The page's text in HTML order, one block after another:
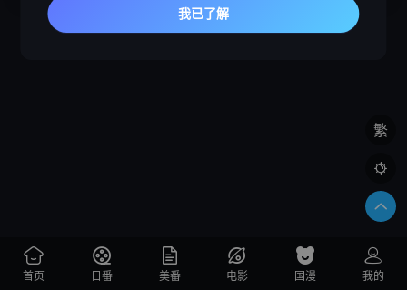
繁

首页 日番 美番 电影 国漫 我的